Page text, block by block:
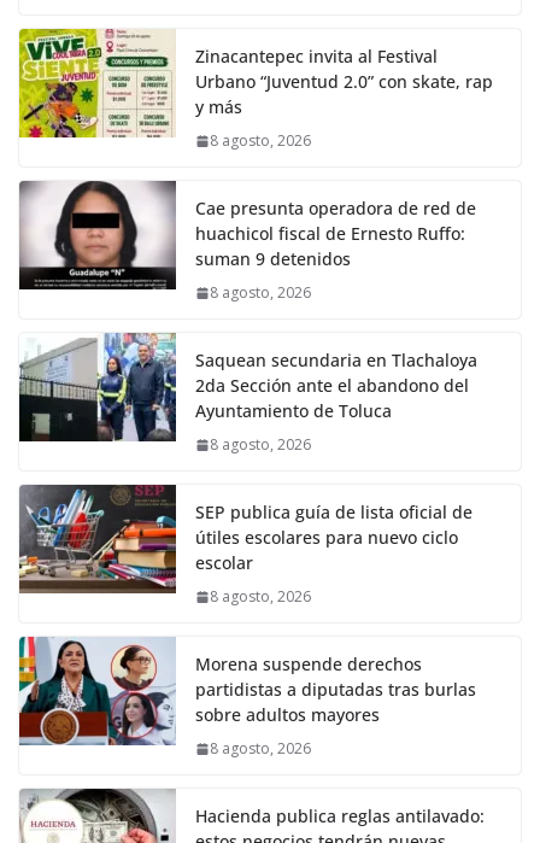
Zinacantepec invita al Festival
Urbano “Juventud 2.0” con skate, rap
y más
8 agosto, 2026
Cae presunta operadora de red de
huachicol fiscal de Ernesto Ruffo:
suman 9 detenidos
8 agosto, 2026
Saquean secundaria en Tlachaloya
2da Sección ante el abandono del
Ayuntamiento de Toluca
8 agosto, 2026
SEP publica guía de lista oficial de
útiles escolares para nuevo ciclo
escolar
8 agosto, 2026
Morena suspende derechos
partidistas a diputadas tras burlas
sobre adultos mayores
8 agosto, 2026
Hacienda publica reglas antilavado: